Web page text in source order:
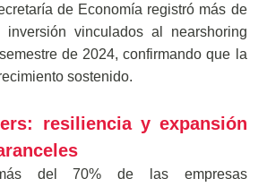
de Economía registró más de
vinculados al nearshoring
de 2024, confirmando que la
sostenido.
resiliencia y expansión
del 70% de las empresas